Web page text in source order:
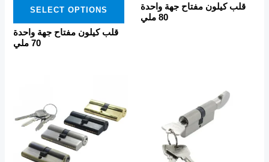
5
SELECT OPTIONS
product
page
قلب كيلون مفتاح جهة واحدة
70 ملي
قلب كيلون مفتاح جهة واحدة
80 ملي